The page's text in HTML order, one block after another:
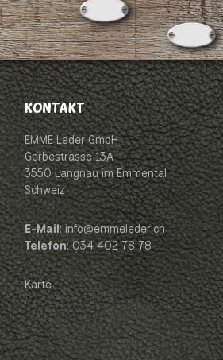
KONTAKT
EMME Leder GmbH
Gerbestrasse 13A
3550 Langnau im Emmental
Schweiz
E-Mail: info@emmeleder.ch
Telefon: 034 402 78 78
Karte